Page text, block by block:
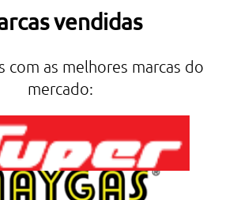
vendidas
com as melhores marcas do
mercado: